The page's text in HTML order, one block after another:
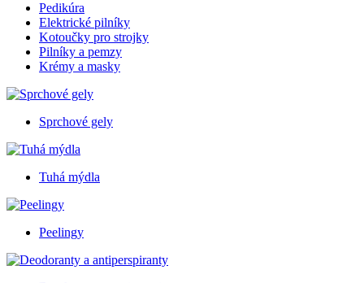
Pedikúra
Elektrické pilníky
Kotoučky pro strojky
Pilníky a pemzy
Krémy a masky
Sprchové gely
Tuhá mýdla
Peelingy